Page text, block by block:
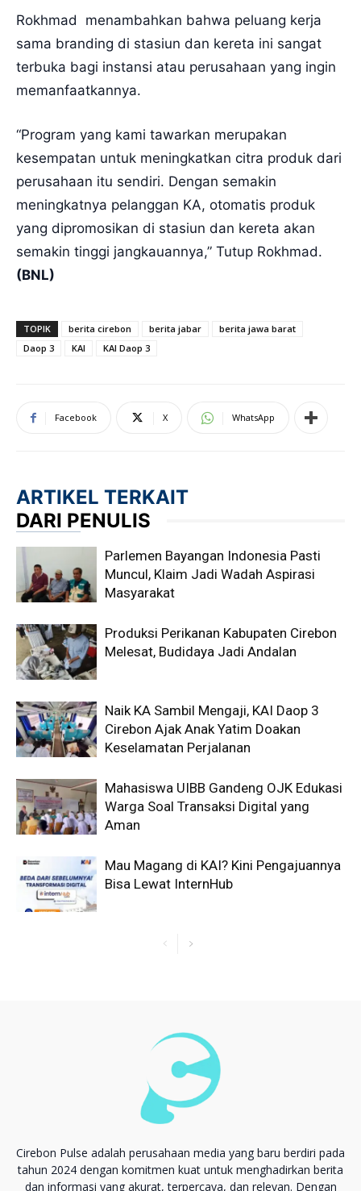
Rokhmad menambahkan bahwa peluang kerja
sama branding di stasiun dan kereta ini sangat
terbuka bagi instansi atau perusahaan yang ingin
memanfaatkannya.
“Program yang kami tawarkan merupakan
kesempatan untuk meningkatkan citra produk dari
perusahaan itu sendiri. Dengan semakin
meningkatnya pelanggan KA, otomatis produk
yang dipromosikan di stasiun dan kereta akan
semakin tinggi jangkauannya,” Tutup Rokhmad.
(BNL)
TOPIK berita cirebon berita jabar
berita jawa barat
Daop 3
KAI KAI Daop 3
Facebook X WhatsApp
ARTIKEL TERKAIT
DARI PENULIS
Parlemen Bayangan Indonesia Pasti
Muncul, Klaim Jadi Wadah Aspirasi
Masyarakat
Produksi Perikanan Kabupaten Cirebon
Melesat, Budidaya Jadi Andalan
Naik KA Sambil Mengaji, KAI Daop 3
Cirebon Ajak Anak Yatim Doakan
Keselamatan Perjalanan
Mahasiswa UIBB Gandeng OJK Edukasi
Warga Soal Transaksi Digital yang
Aman
Mau Magang di KAI? Kini Pengajuannya
Bisa Lewat InternHub
Cirebon Pulse adalah perusahaan media yang baru berdiri pada
tahun 2024 dengan komitmen kuat untuk menghadirkan berita
dan informasi yang akurat, terpercaya, dan relevan. Dengan